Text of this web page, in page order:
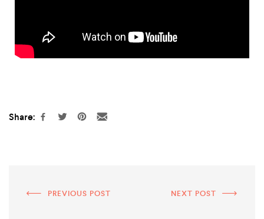
Share:
PREVIOUS POST NEXT POST